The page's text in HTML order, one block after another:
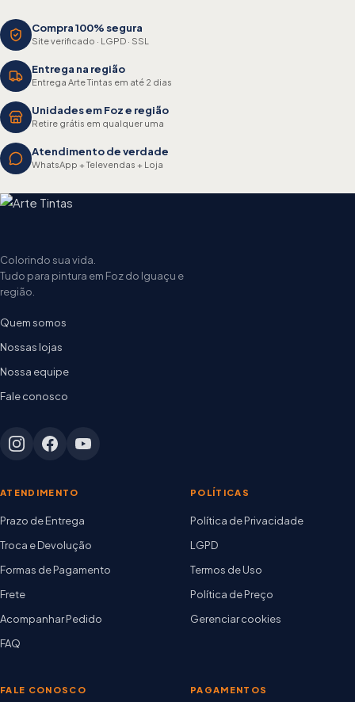
Compra 100% segura
Site verificado · LGPD · SSL
Entrega na região
Entrega Arte Tintas em até 2 dias
Unidades em Foz e região
Retire grátis em qualquer uma
Atendimento de verdade
WhatsApp + Televendas + Loja
Colorindo sua vida.
Tudo para pintura em Foz do Iguaçu e
região.
Quem somos
Nossas lojas
Nossa equipe
Fale conosco
ATENDIMENTO
Prazo de Entrega
Troca e Devolução
Formas de Pagamento
Frete
Acompanhar Pedido
FAQ
POLÍTICAS
Política de Privacidade
LGPD
Termos de Uso
Política de Preço
Gerenciar cookies
FALE CONOSCO PAGAMENTOS